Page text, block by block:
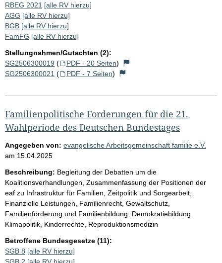
RBEG 2021 [alle RV hierzu]
AGG [alle RV hierzu]
BGB [alle RV hierzu]
FamFG [alle RV hierzu]
Stellungnahmen/Gutachten (2):
SG2506300019 ( PDF - 20 Seiten)
SG2506300021 ( PDF - 7 Seiten)
Familienpolitische Forderungen für die 21.
Wahlperiode des Deutschen Bundestages
Angegeben von: evangelische Arbeitsgemeinschaft familie e.V.
am 15.04.2025
Beschreibung: Begleitung der Debatten um die
Koalitionsverhandlungen, Zusammenfassung der Positionen der
eaf zu Infrastruktur für Familien, Zeitpolitik und Sorgearbeit,
Finanzielle Leistungen, Familienrecht, Gewaltschutz,
Familienförderung und Familienbildung, Demokratiebildung,
Klimapolitik, Kinderrechte, Reproduktionsmedizin
Betroffene Bundesgesetze (11):
SGB 8 [alle RV hierzu]
SGB 2 [alle RV hierzu]